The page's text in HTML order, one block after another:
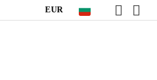
EUR